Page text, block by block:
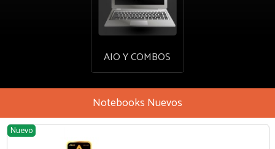
AIO Y COMBOS
Notebooks Nuevos
Nuevo